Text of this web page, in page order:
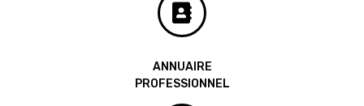
ANNUAIRE
PROFESSIONNEL